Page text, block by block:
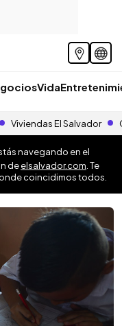
Vida
Viviendas El Salvador
navegando en el
deelsalvador.com . Te
coincidimos todos.